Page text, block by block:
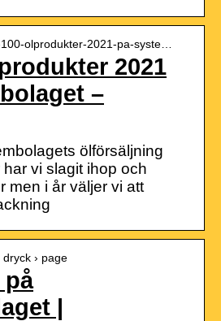
olprodukter-2021-pa-syste…
2021
–
ölförsäljning
vi slagit ihop och
men i år väljer vi att
› page
på
|